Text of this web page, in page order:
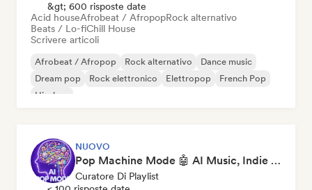
&gt; 600 risposte date
Acid houseAfrobeat / AfropopRock alternativo
Beats / Lo-fiChill House
Scrivere articoli
Afrobeat / Afropop Rock alternativo
Dance music
Dream pop
Rock elettronico Elettropop
French Pop
Hip-hop
NUOVO
Pop Machine Mode 🤖 AI Music, Indie Pop & Dream Pop
Curatore Di Playlist